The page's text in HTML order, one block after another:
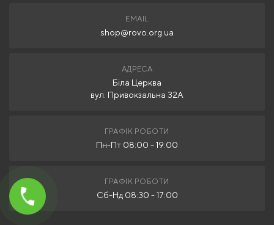
EMAIL
shop@rovo.org.ua
АДРЕСА
Біла Церква
вул. Привокзальна 32А
ГРАФІК РОБОТИ
Пн-Пт 08:00 - 19:00
ГРАФІК РОБОТИ
Сб-Нд 08:30 - 17:00